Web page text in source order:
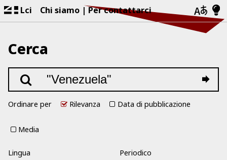
Lci Chi siamo Per contattarci
Cerca
Ordinare per Rilevanza Data di pubblicazione
Media
Lingua Periodico